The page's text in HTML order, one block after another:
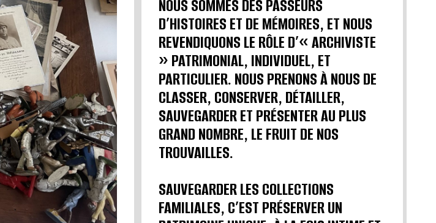
NOUS SOMMES DES PASSEURS
D’HISTOIRES ET DE MÉMOIRES, ET NOUS
REVENDIQUONS LE RÔLE D’« ARCHIVISTE
» PATRIMONIAL, INDIVIDUEL, ET
PARTICULIER. NOUS PRENONS À NOUS DE
CLASSER, CONSERVER, DÉTAILLER,
SAUVEGARDER ET PRÉSENTER AU PLUS
GRAND NOMBRE, LE FRUIT DE NOS
TROUVAILLES.
SAUVEGARDER LES COLLECTIONS
FAMILIALES, C’EST PRÉSERVER UN